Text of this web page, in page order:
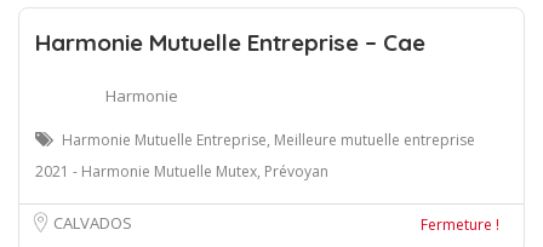
Harmonie Mutuelle Entreprise – Cae
Harmonie
Harmonie Mutuelle Entreprise, Meilleure mutuelle entreprise
2021 - Harmonie Mutuelle Mutex, Prévoyan
CALVADOS Fermeture !